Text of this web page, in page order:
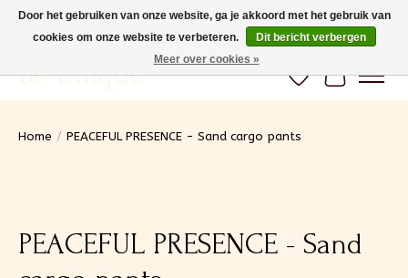
Gratis verzending vanaf 100€ (BE) Snelle levering
Be Unique Verlanglijst
Home / PEACEFUL PRESENCE - Sand cargo pants
PEACEFUL PRESENCE - Sand
Door het gebruiken van onze website, ga je akkoord met het gebruik van
cookies om onze website te verbeteren.
Dit bericht verbergen
Meer over cookies »